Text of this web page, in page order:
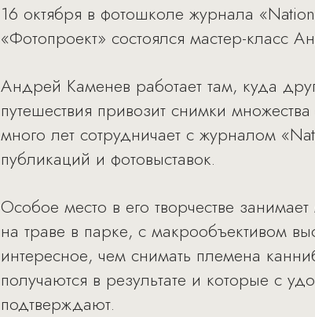
16 октября в фотошколе журнала
«Фотопроект» состоялся мастер-класс
Андрей Каменев работает там, куда
путешествия привозит снимки
много лет сотрудничает с журналом
публикаций и фотовыставок.
Особое место в его творчестве
на траве в парке, с макрообъективом
интересное, чем снимать племена
получаются в результате и которые с
подтверждают.